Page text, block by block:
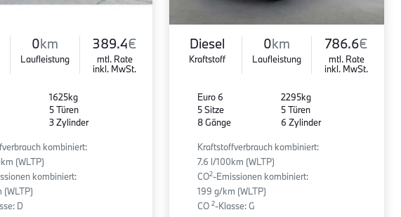
0km
Laufleistung
389.4€
mtl. Rate
inkl. MwSt.
1625kg
5 Türen
3 Zylinder
kombiniert:
(WLTP)
kombiniert:
(WLTP)
D
Diesel
Kraftstoff
0km
Laufleistung
786.6€
mtl. Rate
inkl. MwSt.
Euro 6
5 Sitze
8 Gänge
2295kg
5 Türen
6 Zylinder
Kraftstoffverbrauch kombiniert:
7.6 l/100km (WLTP)
CO2-Emissionen kombiniert:
199 g/km (WLTP)
CO 2-Klasse: G